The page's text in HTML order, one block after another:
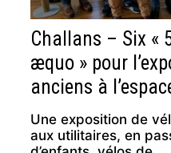
Challans – Six «
æquo » pour
anciens à
Une exposition de
aux utilitaires, en